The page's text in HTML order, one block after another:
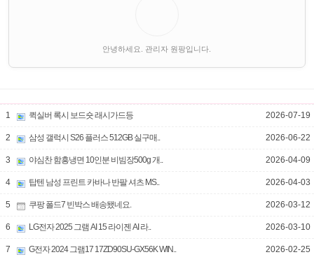
안녕하세요. 관리자 원팡입니다.
1 퀵실버 록시 보드숏 래시가드등 2026-07-19
2 삼성 갤럭시 S26 플러스 512GB 실구매.. 2026-06-22
3 야심찬 함흥냉면 10인분 비빔장500g 개.. 2026-04-09
4 탑텐 남성 프린트 카바나 반팔 셔츠 MS.. 2026-04-03
5 쿠팡 폴드7 빈박스 배송됐네요. 2026-03-12
6 LG전자 2025 그램 AI 15 라이젠 AI 라.. 2026-03-10
7 G전자 2024 그램17 17ZD90SU-GX56K WIN.. 2026-02-25